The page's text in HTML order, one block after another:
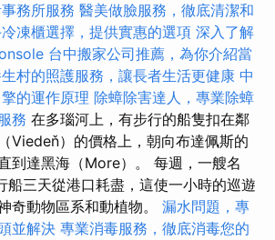
務所服務 醫美做臉服務，徹底清潔和
凍櫃選擇，提供實惠的選項 深入了解
台中搬家公司推薦，為你介紹當
村的照護服務，讓長者生活更健康 中
的運作原理 除蟑除害達人，專業除蟑
務 在多瑙河上，有步行的船隻扣在鄰
Viedeň）的價格上，朝向布達佩斯的
到達黑海（More）。 每週，一艘名
船三天從港口耗盡，這使一小時的巡遊
奇動物區系和動植物。 漏水問題，專
並解決 專業消毒服務，徹底消毒您的